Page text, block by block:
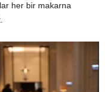
her bir makarna